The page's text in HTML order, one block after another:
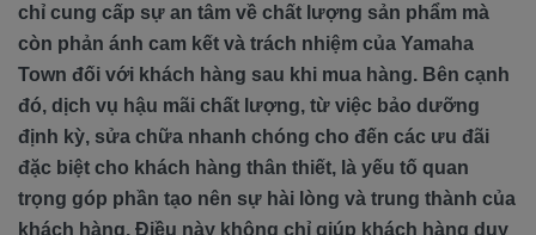
chỉ cung cấp sự an tâm về chất lượng sản phẩm mà
còn phản ánh cam kết và trách nhiệm của Yamaha
Town đối với khách hàng sau khi mua hàng. Bên cạnh
đó, dịch vụ hậu mãi chất lượng, từ việc bảo dưỡng
định kỳ, sửa chữa nhanh chóng cho đến các ưu đãi
đặc biệt cho khách hàng thân thiết, là yếu tố quan
trọng góp phần tạo nên sự hài lòng và trung thành của
khách hàng. Điều này không chỉ giúp khách hàng duy